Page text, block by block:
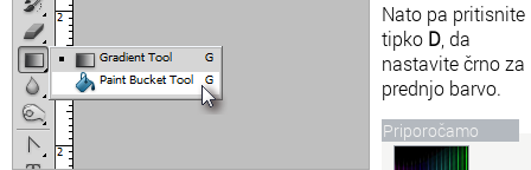
Nato pa pritisnite
tipko D , da
nastavite črno za
prednjo barvo.
Priporočamo